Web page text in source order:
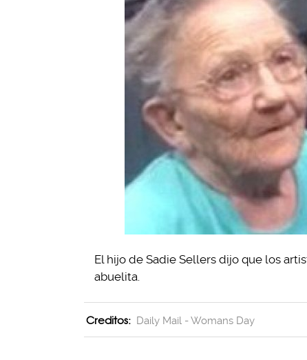
El hijo de Sadie Sellers dijo que los
abuelita.
Creditos: Daily Mail - Womans Day